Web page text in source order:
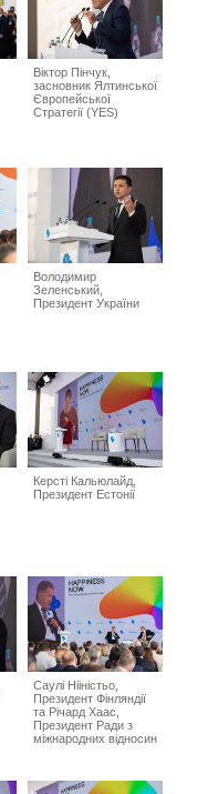
Віктор Пінчук,
засновник Ялтинської
Європейської
Стратегії (YES)
Володимир
Зеленський,
Президент України
Керсті Кальюлайд,
Президент Естонії
Саулі Нііністьо,
Президент Фінляндії
та Річард Хаас,
Президент Ради з
міжнародних відносин